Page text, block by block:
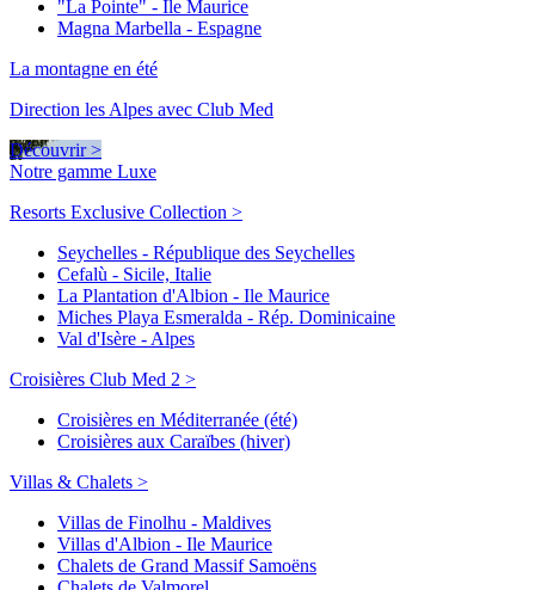
"La Pointe" - Ile Maurice
Magna Marbella - Espagne
La montagne en été
Direction les Alpes avec Club Med
Découvrir >
Notre gamme Luxe
Resorts Exclusive Collection >
Seychelles - République des Seychelles
Cefalù - Sicile, Italie
La Plantation d'Albion - Ile Maurice
Miches Playa Esmeralda - Rép. Dominicaine
Val d'Isère - Alpes
Croisières Club Med 2 >
Croisières en Méditerranée (été)
Croisières aux Caraïbes (hiver)
Villas & Chalets >
Villas de Finolhu - Maldives
Villas d'Albion - Ile Maurice
Chalets de Grand Massif Samoëns